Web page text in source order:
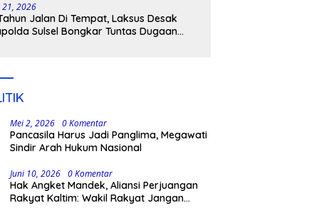
21, 2026
Jalan Di Tempat, Laksus Desak
Sulsel Bongkar Tuntas Dugaan
Mei 2, 2026 0 Komentar
Pancasila Harus Jadi Panglima, Megawati
Sindir Arah Hukum Nasional
Juni 10, 2026 0 Komentar
Hak Angket Mandek, Aliansi Perjuangan
Rakyat Kaltim: Wakil Rakyat Jangan